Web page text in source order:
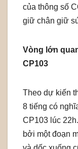
của thông số
giữ chân giữ
Vòng lớn
CP103
Theo dự kiến
8 tiếng có
CP103 lúc
bởi một đoạn